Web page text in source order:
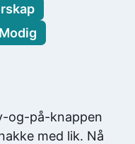
og-på-knappen
med lik. Nå
Modig